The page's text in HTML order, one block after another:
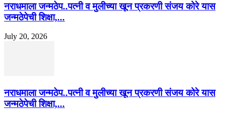
नराधमाला जन्मठेप..पत्नी व मुलीच्या खून प्रकरणी संजय कोरे यास
जन्मठेपेची शिक्षा,...
July 20, 2026
नराधमाला जन्मठेप..पत्नी व मुलीच्या खून प्रकरणी संजय कोरे यास
जन्मठेपेची शिक्षा,...